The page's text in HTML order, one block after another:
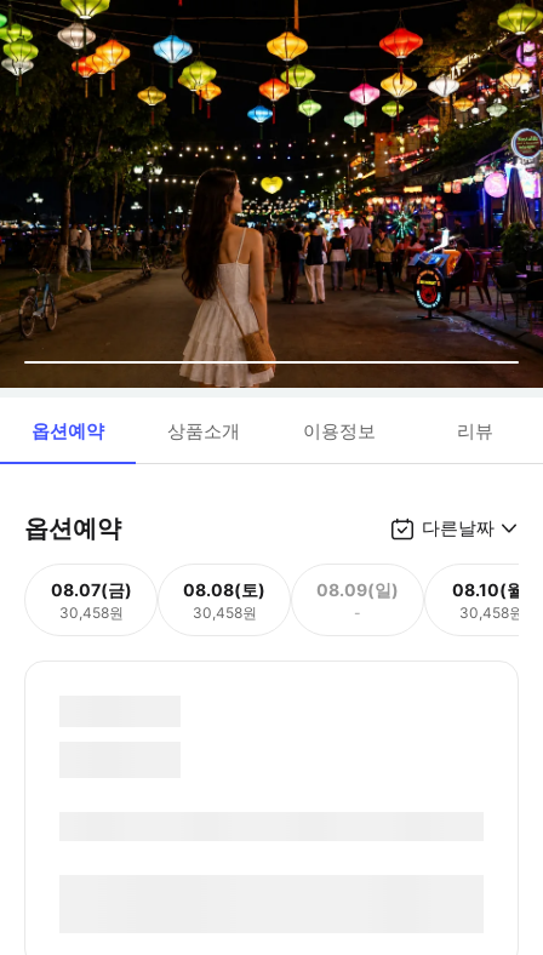
옵션예약 상품소개 이용정보 리뷰
옵션예약 다른날짜
08.07(금)
30,458원
08.08(토)
30,458원
08.09(일)
-
08.10(월)
30,458원